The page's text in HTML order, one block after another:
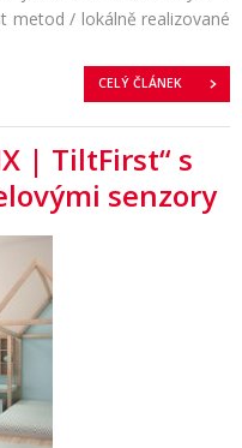
metod / lokálně realizované
CELÝ ČLÁNEK
| TiltFirst“ s
senzory